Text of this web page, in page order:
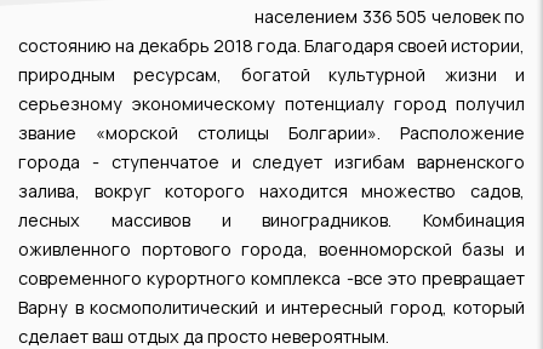
населением 336 505 человек по
состоянию на декабрь 2018 года. Благодаря своей истории,
природным ресурсам, богатой культурной жизни и
серьезному экономическому потенциалу город получил
звание «морской столицы Болгарии». Расположение
города - ступенчатое и следует изгибам варненского
залива, вокруг которого находится множество садов,
лесных массивов и виноградников. Комбинация
оживленного портового города, военноморской базы и
современного курортного комплекса -все это превращает
Варну в космополитический и интересный город, который
сделает ваш отдых да просто невероятным.